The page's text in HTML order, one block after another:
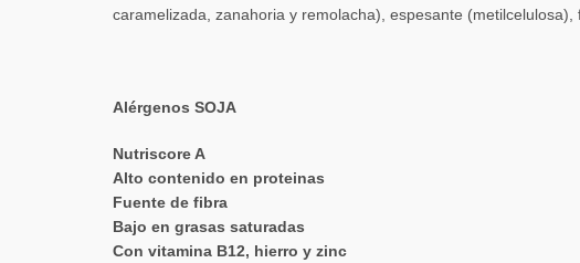
caramelizada, zanahoria y remolacha), espesante
Alérgenos SOJA
Nutriscore A
Alto contenido en proteinas
Fuente de fibra
Bajo en grasas saturadas
Con vitamina B12, hierro y zinc